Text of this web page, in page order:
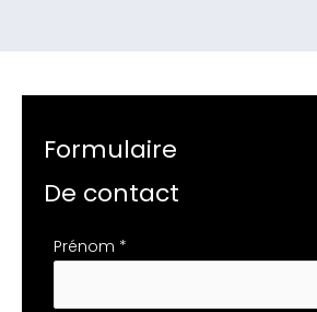
Formulaire
De contact
Formulaire
avec
Prénom *